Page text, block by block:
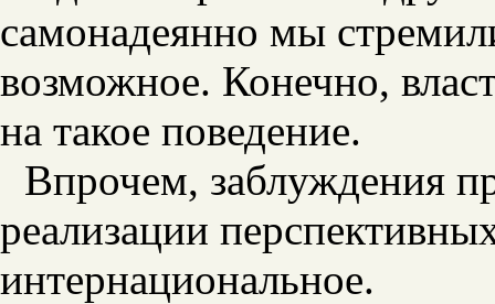
самонадеянно мы
возможное. Конечно,
на такое поведение.
Впрочем, заблуждения
реализации
интернациональное.